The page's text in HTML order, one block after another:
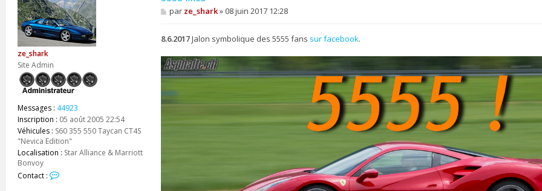
c
t
e
r
z
s
h
a
r
k
ze_shark
Site Admin
Messages : 44923
Inscription : 05 août 2005 22:54
Véhicules : S60 355 550 Taycan CT4S
"Nevica Edition"
Localisation : Star Alliance & Marriott
Bonvoy
Contact :
M
e
s
g
e
par ze_shark»08 juin 2017 12:28
8.6.2017Jalon symbolique des 5555 fans sur facebook.